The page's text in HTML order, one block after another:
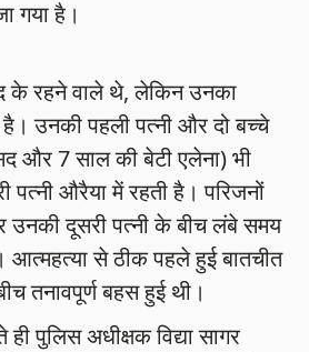
गया है।
के रहने वाले थे, लेकिन उनका
है। उनकी पहली पत्नी और दो बच्चे
और 7 साल की बेटी एलेना) भी
पत्नी औरैया में रहती है। परिजनों
उनकी दूसरी पत्नी के बीच लंबे समय
आत्महत्या से ठीक पहले हुई बातचीत
तनावपूर्ण बहस हुई थी।
पुलिस अधीक्षक विद्या सागर